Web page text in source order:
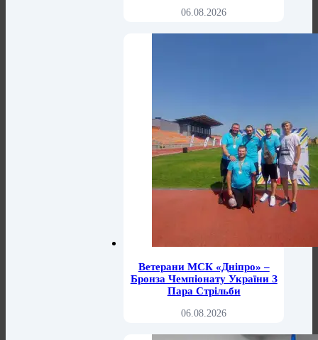
06.08.2026
Ветерани МСК «Дніпро» –
Бронза Чемпіонату України З
Пара Стрільби
06.08.2026